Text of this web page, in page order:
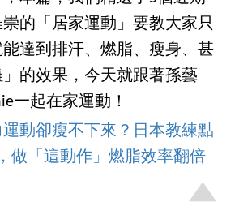
的「居家運動」要教大家只
達到排汗、燃脂、瘦身、甚
的效果，今天就跟著孫藝
一起在家運動！
動卻瘦不下來？日本教練點
做「這動作」燃脂效率翻倍